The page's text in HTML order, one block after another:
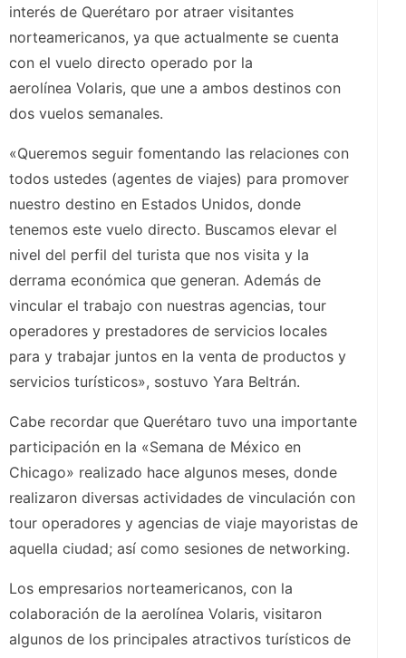
interés de Querétaro por atraer visitantes
norteamericanos, ya que actualmente se cuenta
con el vuelo directo operado por la
aerolínea Volaris, que une a ambos destinos con
dos vuelos semanales.
«Queremos seguir fomentando las relaciones con
todos ustedes (agentes de viajes) para promover
nuestro destino en Estados Unidos, donde
tenemos este vuelo directo. Buscamos elevar el
nivel del perfil del turista que nos visita y la
derrama económica que generan. Además de
vincular el trabajo con nuestras agencias, tour
operadores y prestadores de servicios locales
para y trabajar juntos en la venta de productos y
servicios turísticos», sostuvo Yara Beltrán.
Cabe recordar que Querétaro tuvo una importante
participación en la «Semana de México en
Chicago» realizado hace algunos meses, donde
realizaron diversas actividades de vinculación con
tour operadores y agencias de viaje mayoristas de
aquella ciudad; así como sesiones de networking.
Los empresarios norteamericanos, con la
colaboración de la aerolínea Volaris, visitaron
algunos de los principales atractivos turísticos de